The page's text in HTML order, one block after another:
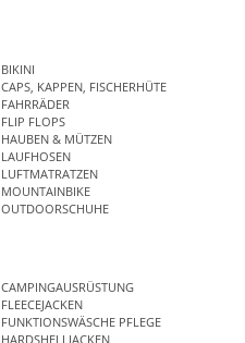
BIKINI
CAPS, KAPPEN, FISCHERHÜTE
FAHRRÄDER
FLIP FLOPS
HAUBEN & MÜTZEN
LAUFHOSEN
LUFTMATRATZEN
MOUNTAINBIKE
OUTDOORSCHUHE
CAMPINGAUSRÜSTUNG
FLEECEJACKEN
FUNKTIONSWÄSCHE PFLEGE
HARDSHELLJACKEN